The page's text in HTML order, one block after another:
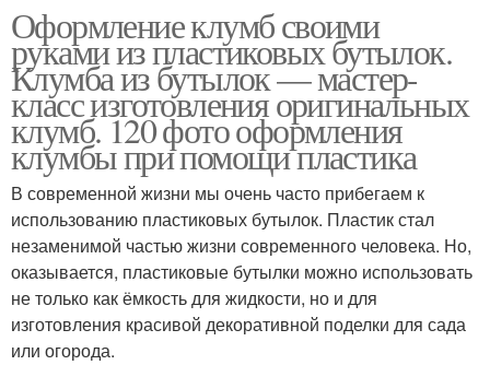
Оформление клумб своими
руками из пластиковых бутылок.
Клумба из бутылок — мастер-
класс изготовления оригинальных
клумб. 120 фото оформления
клумбы при помощи пластика
В современной жизни мы очень часто прибегаем к
использованию пластиковых бутылок. Пластик стал
незаменимой частью жизни современного человека. Но,
оказывается, пластиковые бутылки можно использовать
не только как ёмкость для жидкости, но и для
изготовления красивой декоративной поделки для сада
или огорода.